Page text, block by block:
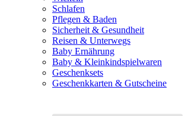
Schlafen
Pflegen & Baden
Sicherheit & Gesundheit
Reisen & Unterwegs
Baby Ernährung
Baby & Kleinkindspielwaren
Geschenksets
Geschenkkarten & Gutscheine